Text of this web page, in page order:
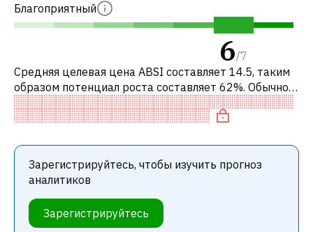
Благоприятный
6/7
Средняя целевая цена ABSI составляет 14.5, таким
образом потенциал роста составляет 62%. Обычно
это означает рекомендацию «ПОКУПАТЬ» среди
инвестиционных компаний или рек
Зарегистрируйтесь, чтобы изучить прогноз
аналитиков
Зарегистрируйтесь